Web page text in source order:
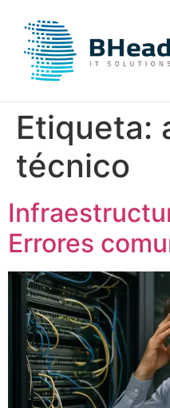
Etiqueta:
técnico
Errores